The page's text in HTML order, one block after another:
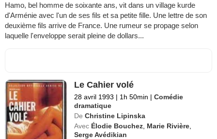
Hamo, bel homme de soixante ans, vit dans un village kurde
d'Arménie avec l'un de ses fils et sa petite fille. Une lettre de son
deuxième fils arrive de France. Une rumeur se propage selon
laquelle l'enveloppe serait pleine de dollars...
Le Cahier volé
28 avril 1993 | 1h 50min | Comédie
dramatique
De Christine Lipinska
Avec Élodie Bouchez Marie Rivière
Serge Avédikian